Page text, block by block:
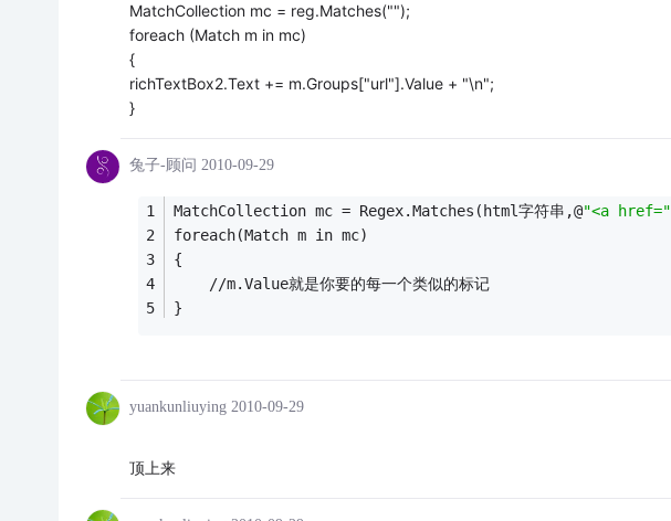
MatchCollection mc = reg.Matches("");
foreach (Match m in mc)
{
richTextBox2.Text += m.Groups["url"].Value + "\n";
}
兔子-顾问 2010-09-29
MatchCollection mc = Regex.Matches(html字符串,@"<a href="
foreach(Match m in mc)
{
    //m.Value就是你要的每一个类似的标记
}
yuankunliuying 2010-09-29
顶上来